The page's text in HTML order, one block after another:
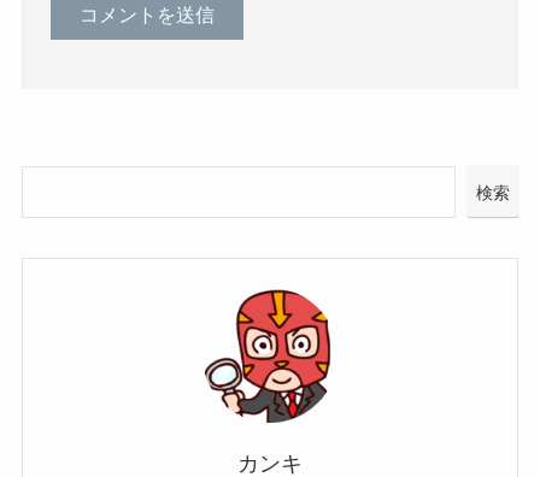
検索
カンキ